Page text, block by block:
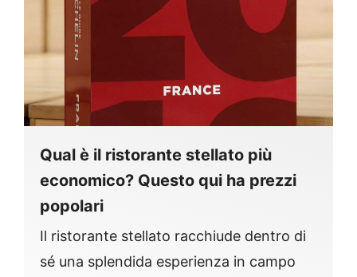
Qual è il ristorante stellato più
economico? Questo qui ha prezzi
popolari
Il ristorante stellato racchiude dentro di
sé una splendida esperienza in campo